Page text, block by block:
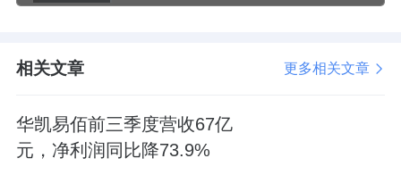
相关文章 更多相关文章
华凯易佰前三季度营收67亿
元，净利润同比降73.9%